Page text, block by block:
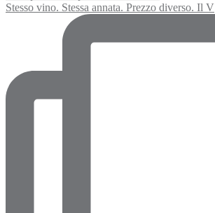
Stesso vino. Stessa annata. Prezzo diverso. Il V